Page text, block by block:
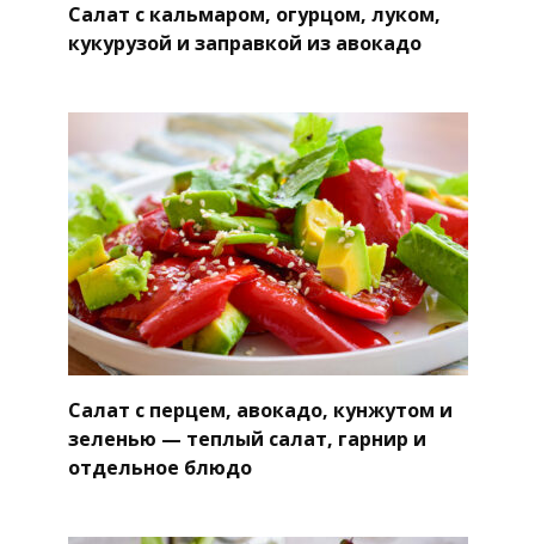
Салат с кальмаром, огурцом, луком,
кукурузой и заправкой из авокадо
Салат с перцем, авокадо, кунжутом и
зеленью — теплый салат, гарнир и
отдельное блюдо